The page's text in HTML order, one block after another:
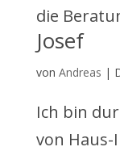
die
Josef
von Andreas |
Ich bin
von